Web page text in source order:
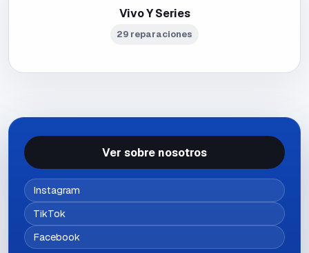
Vivo Y Series
29 reparaciones
Ver sobre nosotros
Instagram
TikTok
Facebook